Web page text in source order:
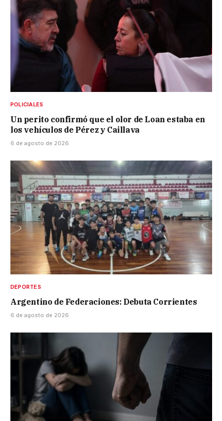
POLICIALES
Un perito confirmó que el olor de Loan estaba en
los vehículos de Pérez y Caillava
6 de agosto de 2026
DEPORTES
Argentino de Federaciones: Debuta Corrientes
6 de agosto de 2026